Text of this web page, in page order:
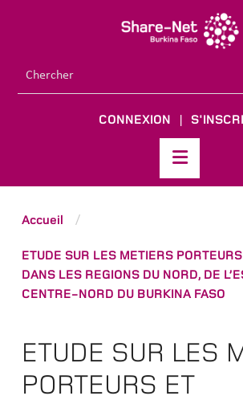
CONNEXION
Accueil /
ETUDE SUR LES METIERS
DANS LES REGIONS DU NORD, DE
CENTRE-NORD DU BURKINA FASO
ETUDE SUR LES
PORTEURS ET